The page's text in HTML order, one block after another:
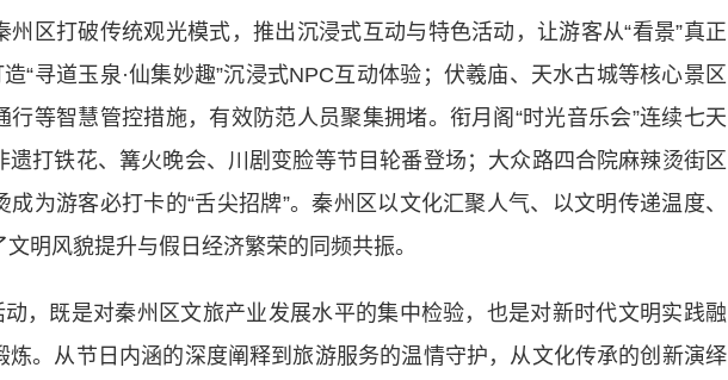
打破传统观光模式，推出沉浸式互动与特色活动，让游客从“看景”真正
“寻道玉泉·仙集妙趣”沉浸式NPC互动体验；伏羲庙、天水古城等核心景区
行等智慧管控措施，有效防范人员聚集拥堵。衔月阁“时光音乐会”连续七天
遗打铁花、篝火晚会、川剧变脸等节目轮番登场；大众路四合院麻辣烫街区
为游客必打卡的“舌尖招牌”。秦州区以文化汇聚人气、以文明传递温度、
明风貌提升与假日经济繁荣的同频共振。
，既是对秦州区文旅产业发展水平的集中检验，也是对新时代文明实践融
炼。从节日内涵的深度阐释到旅游服务的温情守护，从文化传承的创新演绎